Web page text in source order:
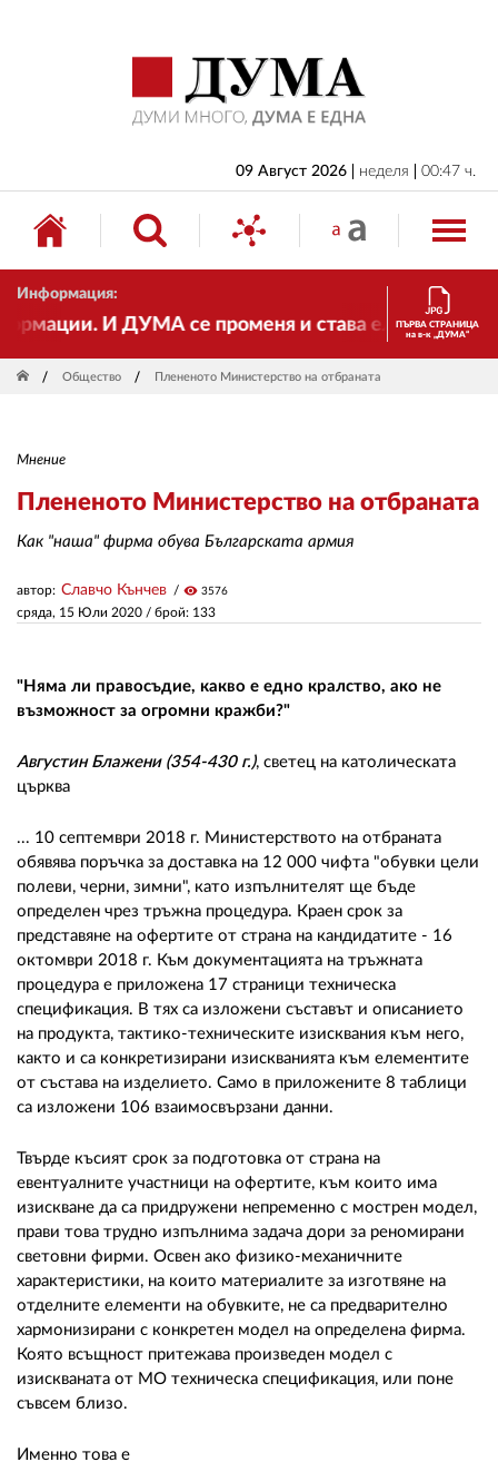
09 Август 2026 неделя 00:47 ч.
Информация:
И ДУМА се променя и става електронноПЪРВА СТРАНИЦА
на в-к „ДУМА“
Общество Плененото Министерство на отбраната
Мнение
Плененото Министерство на отбраната
Как "наша" фирма обува Българската армия
сряда, 15 Юли 2020 / брой: 133
автор: Славчо Кънчев visibility 3576
"Няма ли правосъдие, какво е едно кралство, ако не
възможност за огромни кражби?"
Августин Блажени (354-430 г.), светец на католическата
църква
... 10 септември 2018 г. Министерството на отбраната
обявява поръчка за доставка на 12 000 чифта "обувки цели
полеви, черни, зимни", като изпълнителят ще бъде
определен чрез тръжна процедура. Краен срок за
представяне на офертите от страна на кандидатите - 16
октомври 2018 г. Към документацията на тръжната
процедура е приложена 17 страници техническа
спецификация. В тях са изложени съставът и описанието
на продукта, тактико-техническите изисквания към него,
както и са конкретизирани изискванията към елементите
от състава на изделието. Само в приложените 8 таблици
са изложени 106 взаимосвързани данни.
Твърде късият срок за подготовка от страна на
евентуалните участници на офертите, към които има
изискване да са придружени непременно с мострен модел,
прави това трудно изпълнима задача дори за реномирани
световни фирми. Освен ако физико-механичните
характеристики, на които материалите за изготвяне на
отделните елементи на обувките, не са предварително
хармонизирани с конкретен модел на определена фирма.
Която всъщност притежава произведен модел с
изискваната от МО техническа спецификация, или поне
съвсем близо.
Именно това е
БЪЛГАРИЯ
ИКОНОМИКА
ИЗБОРИ
СВЯТ
КОНТАКТИ
ПОЛИТИКА ЗА БИСКВИТКИТЕ
ПОЛИТИКАТА ЗА
ПОВЕРИТЕЛНОСТ
02 975 20 35